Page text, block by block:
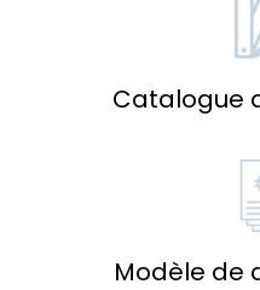
Catalogue
Modèle de